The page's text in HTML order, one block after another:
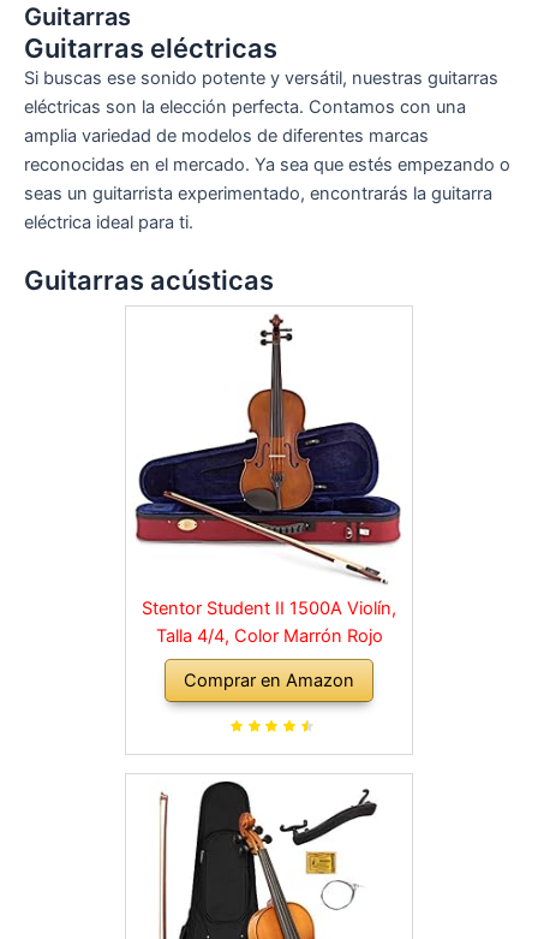
Guitarras
Guitarras eléctricas
Si buscas ese sonido potente y versátil, nuestras guitarras
eléctricas son la elección perfecta. Contamos con una
amplia variedad de modelos de diferentes marcas
reconocidas en el mercado. Ya sea que estés empezando o
seas un guitarrista experimentado, encontrarás la guitarra
eléctrica ideal para ti.
Guitarras acústicas
Stentor Student II 1500A Violín,
Talla 4/4, Color Marrón Rojo
Comprar en Amazon